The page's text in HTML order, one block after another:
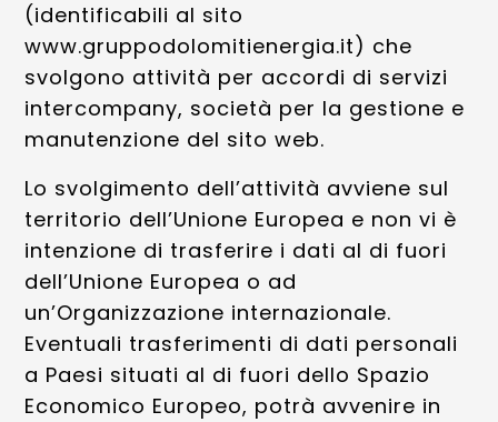
(identificabili al sito
www.gruppodolomitienergia.it) che
svolgono attività per accordi di servizi
intercompany, società per la gestione e
manutenzione del sito web.
Lo svolgimento dell’attività avviene sul
territorio dell’Unione Europea e non vi è
intenzione di trasferire i dati al di fuori
dell’Unione Europea o ad
un’Organizzazione internazionale.
Eventuali trasferimenti di dati personali
a Paesi situati al di fuori dello Spazio
Economico Europeo, potrà avvenire in